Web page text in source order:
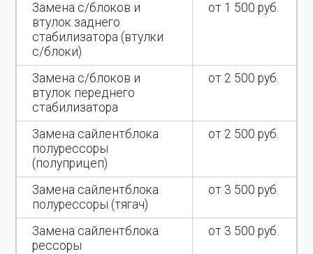
Замена с/блоков и
втулок заднего
стабилизатора (втулки
с/блоки)
от 1 500 руб.
Замена с/блоков и
втулок переднего
стабилизатора
от 2 500 руб.
Замена сайлентблока
полурессоры
(полуприцеп)
от 2 500 руб.
Замена сайлентблока
полурессоры (тягач)
от 3 500 руб.
Замена сайлентблока
рессоры
от 3 500 руб.